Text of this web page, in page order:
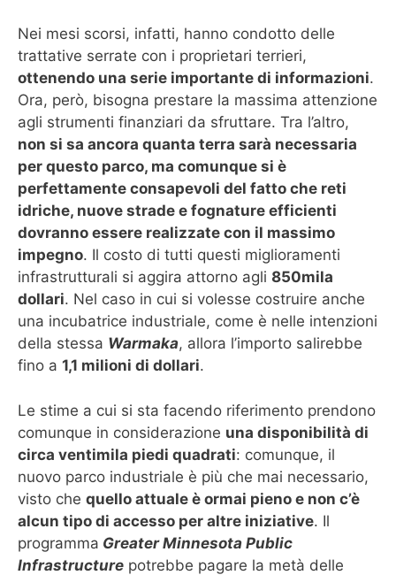
Nei mesi scorsi, infatti, hanno condotto delle
trattative serrate con i proprietari terrieri,
ottenendo una serie importante di informazioni.
Ora, però, bisogna prestare la massima attenzione
agli strumenti finanziari da sfruttare. Tra l’altro,
non si sa ancora quanta terra sarà necessaria
per questo parco, ma comunque si è
perfettamente consapevoli del fatto che reti
idriche, nuove strade e fognature efficienti
dovranno essere realizzate con il massimo
impegno. Il costo di tutti questi miglioramenti
infrastrutturali si aggira attorno agli 850mila
dollari. Nel caso in cui si volesse costruire anche
una incubatrice industriale, come è nelle intenzioni
della stessa Warmaka, allora l’importo salirebbe
fino a 1,1 milioni di dollari.
Le stime a cui si sta facendo riferimento prendono
comunque in considerazione una disponibilità di
circa ventimila piedi quadrati: comunque, il
nuovo parco industriale è più che mai necessario,
visto che quello attuale è ormai pieno e non c’è
alcun tipo di accesso per altre iniziative. Il
programma Greater Minnesota Public
Infrastructure potrebbe pagare la metà delle